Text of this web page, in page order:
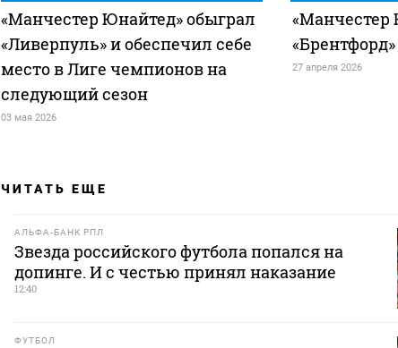
«Манчестер Юнайтед» обыграл
«Ливерпуль» и обеспечил себе
место в Лиге чемпионов на
следующий сезон
03 мая 2026
«Манчестер
27 апреля 2026
ЧИТАТЬ ЕЩЕ
АЛЬФА-БАНК РПЛ
Звезда российского футбола попался на
допинге. И с честью принял наказание
12:40
ФУТБОЛ